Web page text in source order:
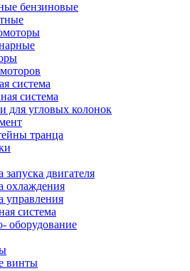
бензиновые
система
система
для угловых колонок
транца
запуска двигателя
охлаждения
управления
система
оборудование
винты